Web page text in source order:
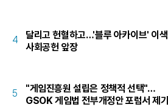
4
달리고 헌혈하고…'블루 아카이브' 이색
사회공헌 앞장
5
"게임진흥원 설립은 정책적 선택"…
GSOK 게임법 전부개정안 포럼서 제기